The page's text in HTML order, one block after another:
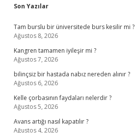
Sidebar
Son Yazılar
Tam burslu bir üniversitede burs kesilir mi ?
Ağustos 8, 2026
Kangren tamamen iyileşir mi ?
Ağustos 7, 2026
bilinçsiz bir hastada nabız nereden alınır ?
Ağustos 6, 2026
Kelle çorbasının faydaları nelerdir ?
Ağustos 5, 2026
Avans artığı nasıl kapatılır ?
Ağustos 4, 2026